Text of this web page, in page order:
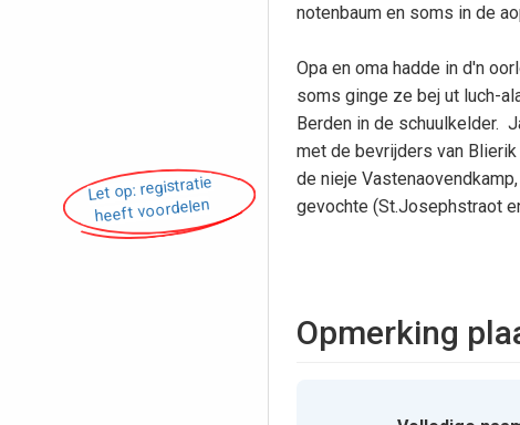
Let op: registratie
heeft voordelen
notenbaum en soms in de
Opa en oma hadde in d'n
soms ginge ze bej ut luch-
Berden in de schuulkelder.
met de bevrijders van
de nieje
gevochte (St.Josephstraot
Opmerking